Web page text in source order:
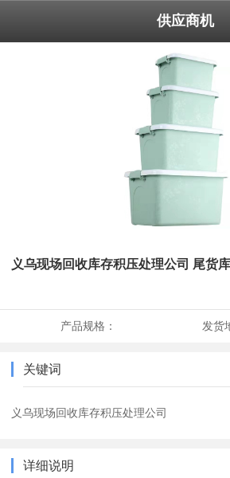
供应商机
义乌现场回收库存积压处理公司 尾货
产品规格： 发货
关键词
义乌现场回收库存积压处理公司
详细说明